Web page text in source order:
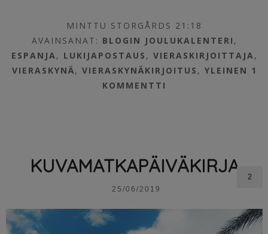
MINTTU STORGÅRDS 21:18
AVAINSANAT: BLOGIN JOULUKALENTERI ,
ESPANJA, LUKIJAPOSTAUS , VIERASKIRJOITTAJA,
VIERASKYNÄ, VIERASKYNÄKIRJOITUS , YLEINEN 1
KOMMENTTI
KUVAMATKAPÄIVÄKIRJA
25/06/2019
2